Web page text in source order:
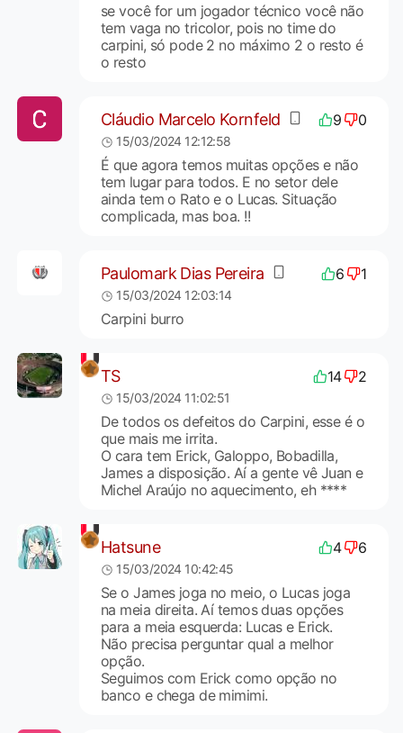
se você for um jogador técnico você não
tem vaga no tricolor, pois no time do
carpini, só pode 2 no máximo 2 o resto é
o resto
Cláudio Marcelo Kornfeld 9 0
15/03/2024 12:12:58
É que agora temos muitas opções e não
tem lugar para todos. E no setor dele
ainda tem o Rato e o Lucas. Situação
complicada, mas boa. !!
Paulomark Dias Pereira 6 1
15/03/2024 12:03:14
Carpini burro
TS 14 2
15/03/2024 11:02:51
De todos os defeitos do Carpini, esse é o
que mais me irrita.
O cara tem Erick, Galoppo, Bobadilla,
James a disposição. Aí a gente vê Juan e
Michel Araújo no aquecimento, eh ****
Hatsune 4 6
15/03/2024 10:42:45
Se o James joga no meio, o Lucas joga
na meia direita. Aí temos duas opções
para a meia esquerda: Lucas e Erick.
Não precisa perguntar qual a melhor
opção.
Seguimos com Erick como opção no
banco e chega de mimimi.